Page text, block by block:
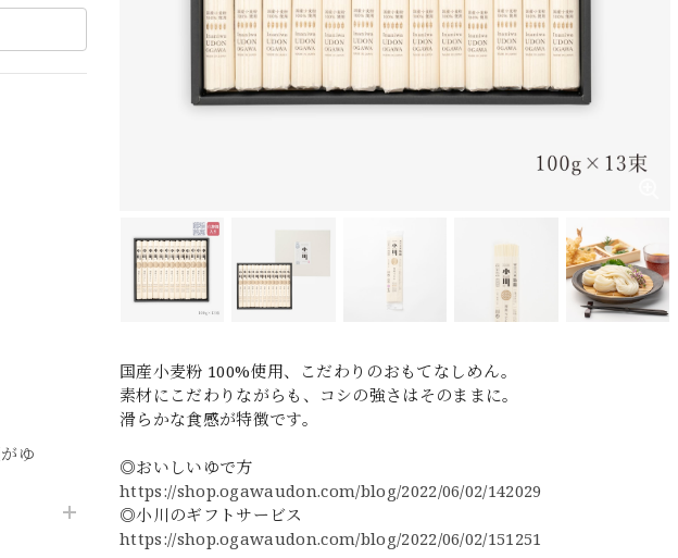
ゆ
国産小麦粉 100%使用、こだわりのおもてなしめん。
素材にこだわりながらも、コシの強さはそのままに。
滑らかな食感が特徴です。
◎おいしいゆで方
https://shop.ogawaudon.com/blog/2022/06/02/142029
◎小川のギフトサービス
https://shop.ogawaudon.com/blog/2022/06/02/151251